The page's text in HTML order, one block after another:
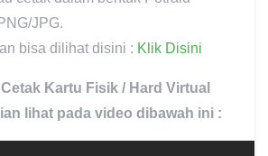
JPG.
bisa dilihat disini : Klik Disini
Kartu Fisik / Hard Virtual
lihat pada video dibawah ini :